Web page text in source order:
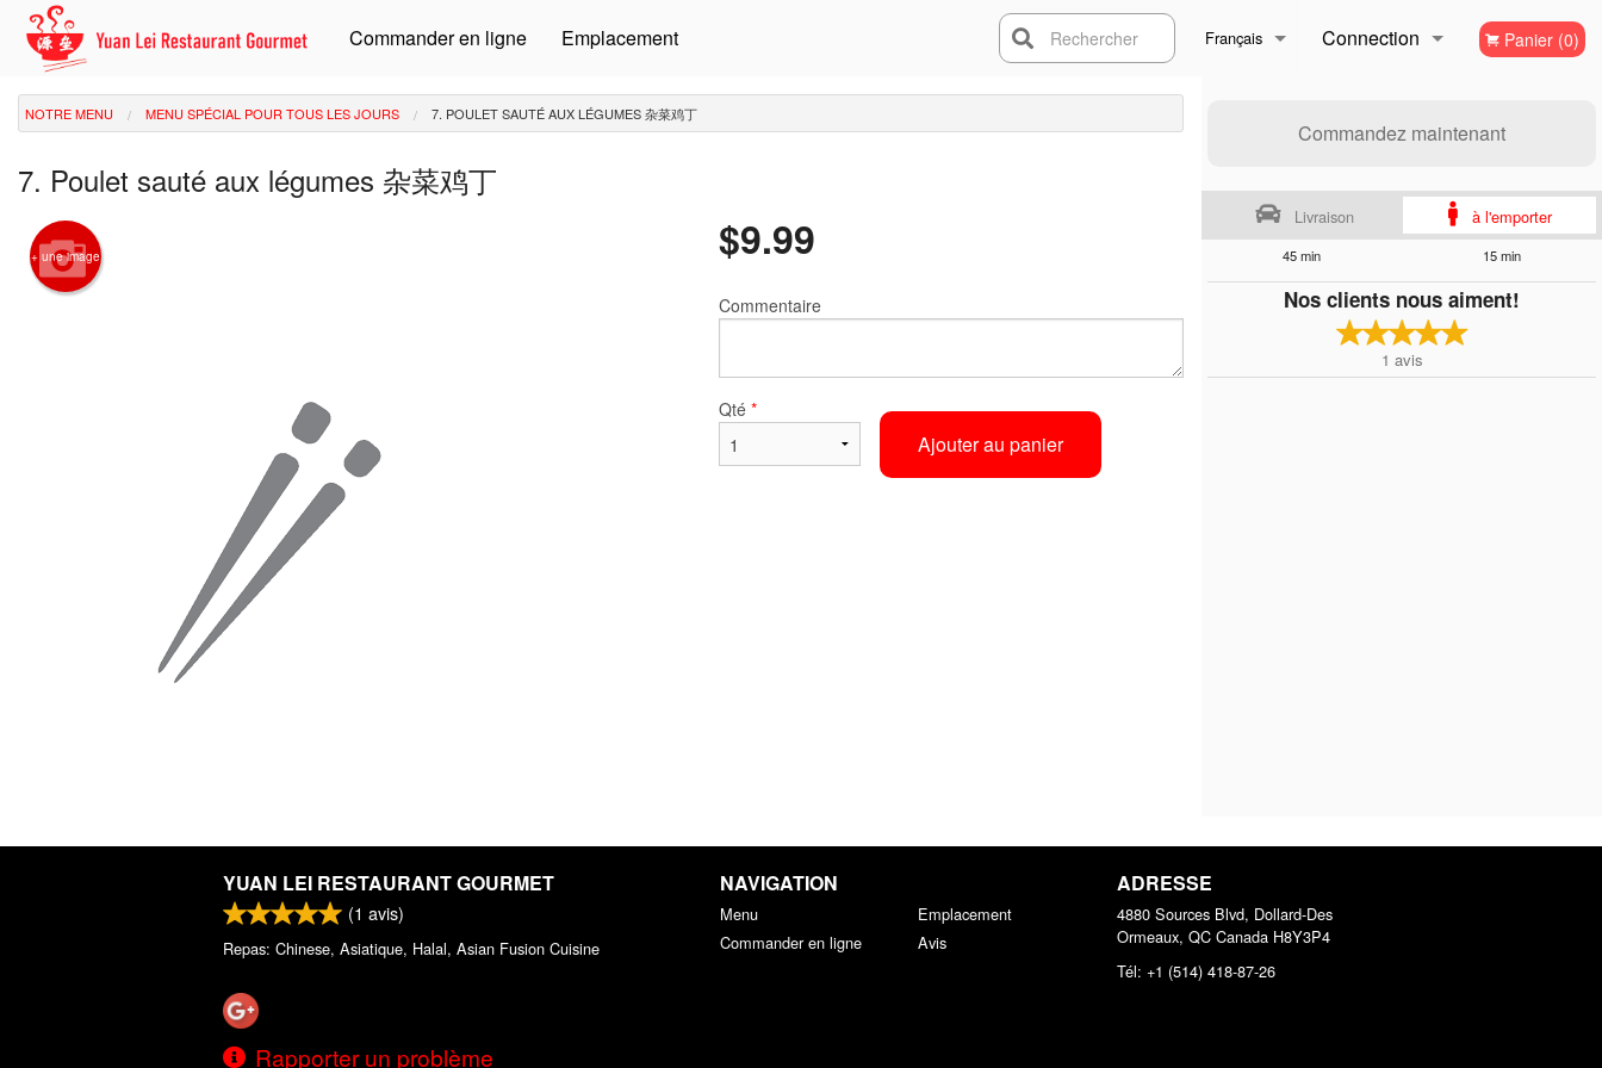
Commander en ligne Emplacement Français
English
Connection Panier (0)
Rechercher
Commandez maintenant
Livraison à l'emporter
45 min 15 min
Nos clients nous aiment!
1 avis
NOTRE MENU MENU SPÉCIAL POUR TOUS LES JOURS 7. POULET SAUTÉ AUX LÉGUMES 杂菜鸡丁
7. Poulet sauté aux légumes 杂菜鸡丁
+ une image $9.99
Commentaire
Qté *
Ajouter au panier
YUAN LEI RESTAURANT GOURMET
(1 avis)
Repas: Chinese, Asiatique, Halal, Asian Fusion Cuisine
Rapporter un problème
NAVIGATION
Menu
Commander en ligne
Emplacement
Avis
ADRESSE
4880 Sources Blvd, Dollard-Des
Ormeaux, QC Canada H8Y3P4
Tél: +1 (514) 418-87-26